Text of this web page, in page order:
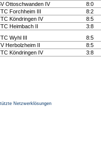
Ottoschwanden IV 8:0
Forchheim III
8:2
Köndringen IV
8:5
Heimbach II
3:8
Wyhl III
8:5
Herbolzheim II
8:5
Köndringen IV 3:8
Netzwerklösungen